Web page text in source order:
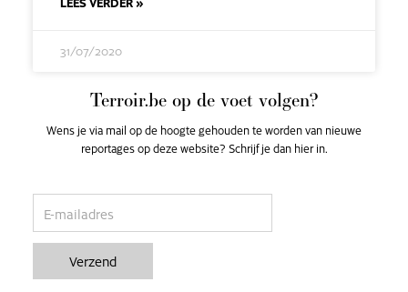
31/07/2020
Terroir.be op de voet volgen?
Wens je via mail op de hoogte gehouden te worden van nieuwe
reportages op deze website? Schrijf je dan hier in.
Verzend